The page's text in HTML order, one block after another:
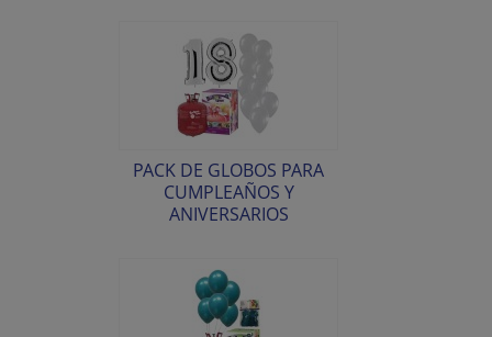
PACK DE GLOBOS PARA
CUMPLEAÑOS Y
ANIVERSARIOS